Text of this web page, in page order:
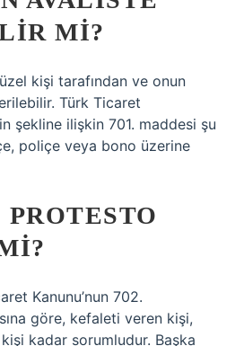
MI?
kişi tarafından ve onun
Türk Ticaret
şekline ilişkin 701. maddesi şu
poliçe veya bono üzerine
Kanunu’nun 702.
göre, kefaleti veren kişi,
kadar sorumludur. Başka